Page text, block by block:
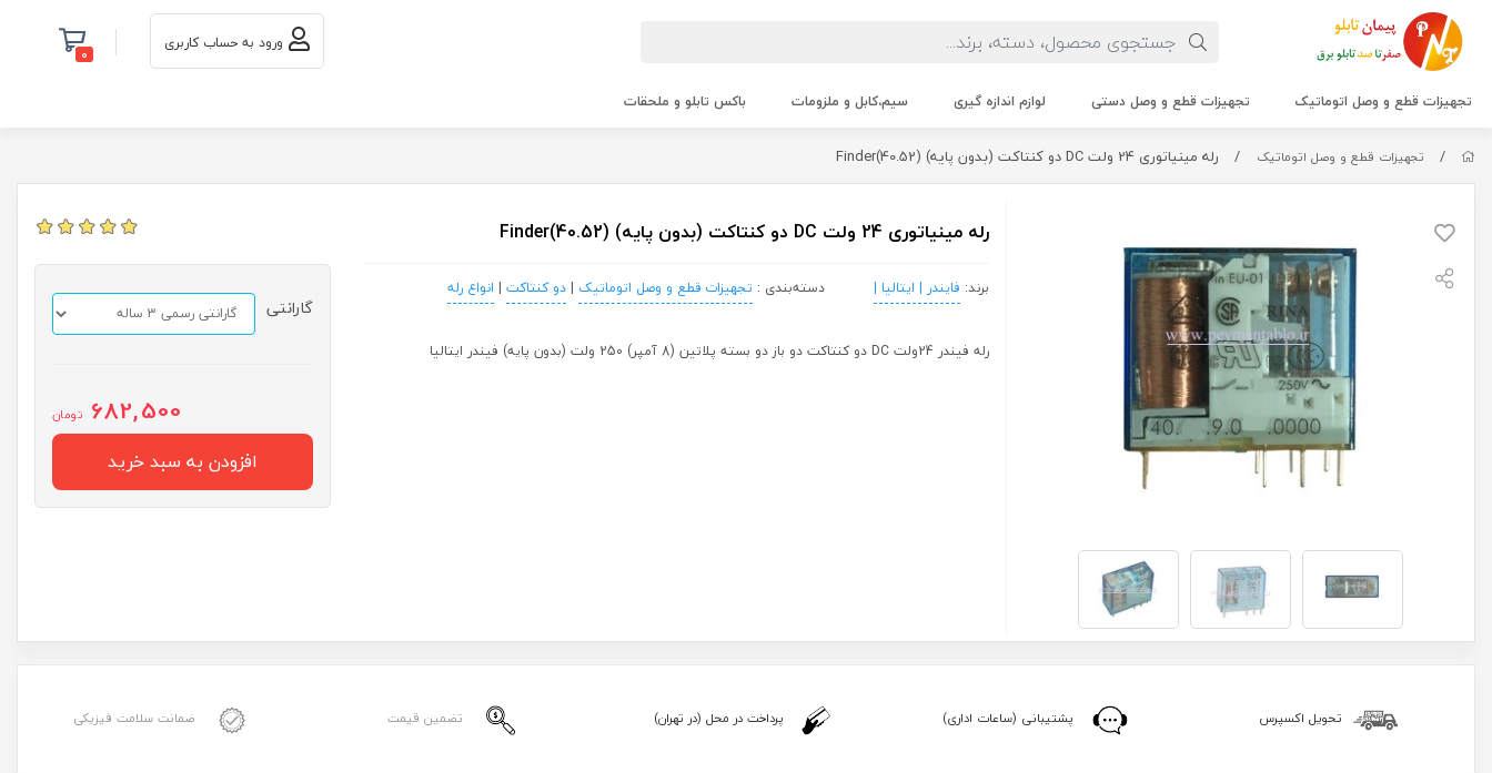
ورود به حساب کاربری 0
تجهیزات قطع و وصل اتوماتیک تجهیزات قطع و وصل دستی لوازم اندازه گیری سیم،کابل و ملزومات باکس تابلو و ملحقات
/ تجهیزات قطع و وصل اتوماتیک / رله مینیاتوری 24 ولت DC دو کنتاکت (بدون پایه) (40.52)Finder
رله مینیاتوری 24 ولت DC دو کنتاکت (بدون پایه) (40.52)Finder
برند: فایندر | ایتالیا | دسته‌بندی : تجهیزات قطع و وصل اتوماتیک |دو کنتاکت | انواع رله
رله فیندر 24ولت DC دو کنتاکت دو باز دو بسته پلاتین (8 آمپر) 250 ولت (بدون پایه) فیندر ایتالیا
گارانتی
682,500 تومان
افزودن به سبد خرید
تحویل اکسپرس پشتیبانی (ساعات اداری) پرداخت در محل (در تهران) تضمین قیمت ضمانت سلامت فیزیکی